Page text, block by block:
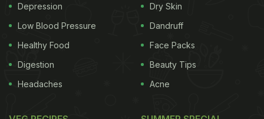
Depression
Low Blood Pressure
Healthy Food
Digestion
Headaches
Dry Skin
Dandruff
Face Packs
Beauty Tips
Acne